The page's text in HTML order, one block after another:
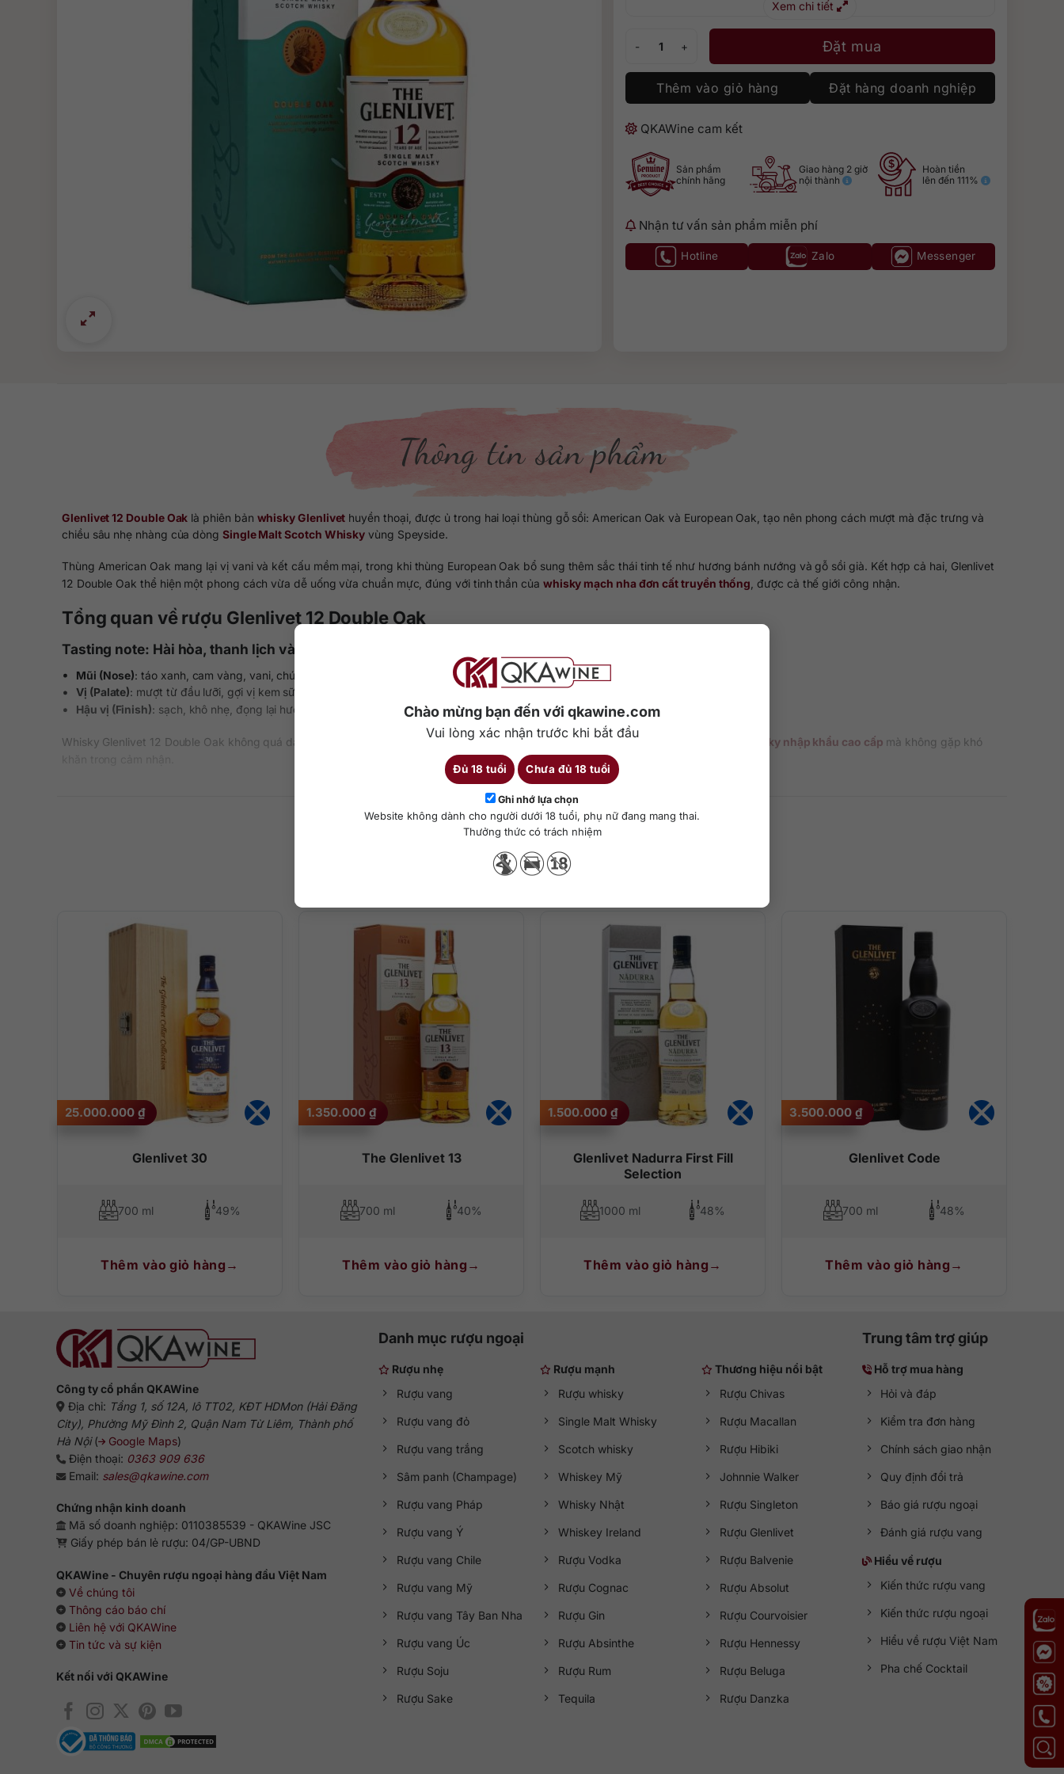
Chào mừng bạn đến với qkawine.com
Vui lòng xác nhận trước khi bắt đầu
Đủ 18 tuổi Chưa đủ 18 tuổi
Ghi nhớ lựa chọn
Website không dành cho người dưới 18 tuổi, phụ nữ đang mang thai.
Thưởng thức có trách nhiệm
Xem chi tiết
Đặt mua
Thêm vào giỏ hàng Đặt hàng doanh nghiệp
QKAWine cam kết
Sản phẩm
chính hãng
Giao hàng 2 giờ
nội thành
Hoàn tiền
lên đến 111%
Nhận tư vấn sản phẩm miễn phí
Hotline Zalo Messenger
Thông tin sản phẩm
Glenlivet 12 Double Oak là phiên bản whisky Glenlivet huyền thoại, được ủ trong hai loại thùng gỗ sồi: American Oak và European Oak, tạo nên phong cách mượt mà đặc trưng và
chiều sâu nhẹ nhàng của dòng Single Malt Scotch Whisky vùng Speyside.
Thùng American Oak mang lại vị vani và kết cấu mềm mại, trong khi thùng European Oak bổ sung thêm sắc thái tinh tế như hương bánh nướng và gỗ sồi già. Kết hợp cả hai, Glenlivet
12 Double Oak thể hiện một phong cách vừa dễ uống vừa chuẩn mực, đúng với tinh thần của whisky mạch nha đơn cất truyền thống , được cả thế giới công nhận.
Tổng quan về rượu Glenlivet 12 Double Oak
Tasting note: Hài hòa, thanh lịch và dễ ghi nhớ
Mũi (Nose): táo xanh, cam vàng, vani, chút mật ong và bánh quy;
Vị (Palate): mượt từ đầu lưỡi, gợi vị kem sữa, kẹo bơ và trái cây họ cam;
Hậu vị (Finish): sạch, khô nhẹ, đọng lại hương vani và gỗ sồi thanh mảnh.
Whisky Glenlivet 12 Double Oak không quá dày vị nhưng lại rất dễ làm quen, đặc biệt lý tưởng cho những ai muốn bước vào thế giới whisky nhập khẩu cao cấp mà không gặp khó
Là dòng rượu Glenlivet chính hãng được yêu thích toàn cầu, tiêu biểu cho phong cách Speyside;
Sử dụng hai loại thùng gỗ sồi để tạo nên kết cấu hương vị cân bằng và dễ tiếp cận;
Người mới làm quen với Single Malt Whisky;
Dùng trong tiệc nhẹ, họp mặt gia đình, chiêu đãi khách hàng hoặc đồng nghiệp;
Quà tặng doanh nghiệp, sinh nhật, kỷ niệm, tân gia.
Cách thưởng thức gợi ý
Uống nguyên chất để cảm rõ hương trái cây và vani;
Thêm vài viên đá nếu uống trong tiệc hoặc mùa nóng;
Dùng kèm hạt điều, bánh quy bơ, phô mai non hoặc trái cây sấy.
Rượu Glenlivet 12 Double Oak là khởi đầu lý tưởng cho mọi hành trình thưởng thức
. Một lựa chọn an toàn nhưng không đơn điệu, dễ tiếp cận nhưng vẫn mang đậm tinh
thần cổ điển của vùng Speyside. Đây là dòng whisky nhập khẩu mà bất cứ tủ rượu nào cũng nên có ít nhất một chai.
, hiện đang phân phối đầy đủ các loại rượu whisky Glenlivet chính hãng. Giao hàng hỏa tốc nội thành, hoàn tiền 111% nếu phát
Chi tiết
Sản phẩm tương tự
Glenlivet 30
25.000.000 ₫
700 ml 49%
Thêm vào giỏ hàng
The Glenlivet 13
1.350.000 ₫
700 ml 40%
Thêm vào giỏ hàng
Glenlivet Nadurra First Fill
Selection
1.500.000 ₫
1000 ml 48%
Thêm vào giỏ hàng
Glenlivet Code
3.500.000 ₫
700 ml 48%
Thêm vào giỏ hàng
Công ty cổ phần QKAWine
Địa chỉ: Tầng 1, số 12A, lô TT02, KĐT HDMon (Hải Đăng
City), Phường Mỹ Đình 2, Quận Nam Từ Liêm, Thành phố
Hà Nội( Google Maps)
Điện thoại: 0363 909 636
Email: sales@qkawine.com
Chứng nhận kinh doanh
Mã số doanh nghiệp: 0110385539 - QKAWine JSC
Giấy phép bán lẻ rượu: 04/GP-UBND
QKAWine - Chuyên rượu ngoại hàng đầu Việt Nam
Về chúng tôi
Thông cáo báo chí
Liên hệ với QKAWine
Tin tức và sự kiện
Kết nối với QKAWine
Danh mục rượu ngoại
Rượu nhẹ
Rượu vang
Rượu vang đỏ
Rượu vang trắng
Sâm panh (Champage)
Rượu vang Pháp
Rượu vang Ý
Rượu vang Chile
Rượu vang Mỹ
Rượu vang Tây Ban Nha
Rượu vang Úc
Rượu Soju
Rượu Sake
Rượu mạnh
Rượu whisky
Single Malt Whisky
Scotch whisky
Whiskey Mỹ
Whisky Nhật
Whiskey Ireland
Rượu Vodka
Rượu Cognac
Rượu Gin
Rượu Absinthe
Rượu Rum
Tequila
Thương hiệu nổi bật
Rượu Chivas
Rượu Macallan
Rượu Hibiki
Johnnie Walker
Rượu Singleton
Rượu Glenlivet
Rượu Balvenie
Rượu Absolut
Rượu Courvoisier
Rượu Hennessy
Rượu Beluga
Rượu Danzka
Trung tâm trợ giúp
Hỗ trợ mua hàng
Hỏi và đáp
Kiểm tra đơn hàng
Chính sách giao nhận
Quy định đổi trả
Báo giá rượu ngoại
Đánh giá rượu vang
Hiểu về rượu
Kiến thức rượu vang
Kiến thức rượu ngoại
Hiểu về rượu Việt Nam
Pha chế Cocktail